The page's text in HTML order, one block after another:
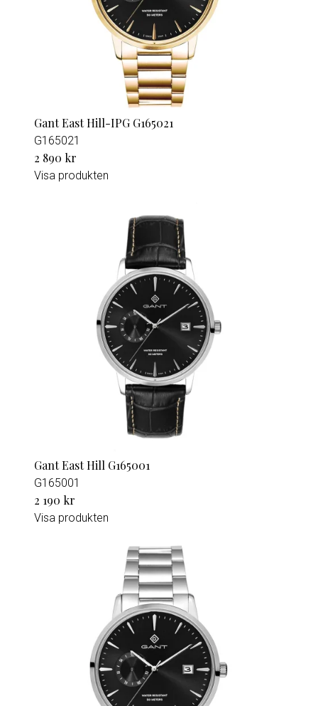
Gant East Hill-IPG G165021
G165021
2 890 kr
Visa produkten
Gant East Hill G165001
G165001
2 190 kr
Visa produkten